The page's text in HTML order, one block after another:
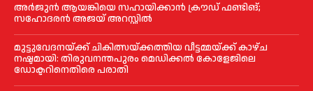
അര്‍ജുന്‍ ആയങ്കിയെ സഹായിക്കാൻ ക്രൗഡ് ഫണ്ടിങ്;
സഹോദരന്‍ അജയ് അറസ്റ്റില്‍
മുട്ടുവേദനയ്ക്ക് ചികിത്സയ്ക്കത്തിയ വീട്ടമ്മയ്ക്ക് കാഴ്ച
നഷ്ടമായി: തിരുവനന്തപുരം മെഡിക്കല്‍ കോളേജിലെ
ഡോക്ടറിനെതിരെ പരാതി